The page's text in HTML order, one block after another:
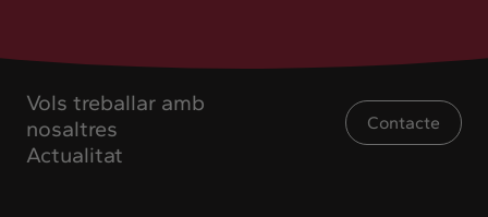
Vols treballar amb
nosaltres
Actualitat
Contacte